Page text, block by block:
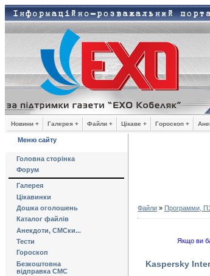
Новини + Галерея + Файли + Цікаве + Гороскоп +
Меню сайту
Головна сторінка
Форум
Галерея
Цікавинки
Дошка оголошень
Каталог файлів
Анекдоти, СМСки...
Тести
Гороскоп
Безкоштовна
відправка СМС
Файли » Программи,
Якщо ви
Kaspersky